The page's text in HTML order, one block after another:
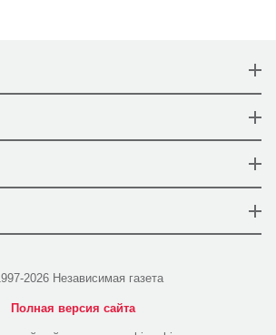
2026 Независимая газета
Полная версия сайта